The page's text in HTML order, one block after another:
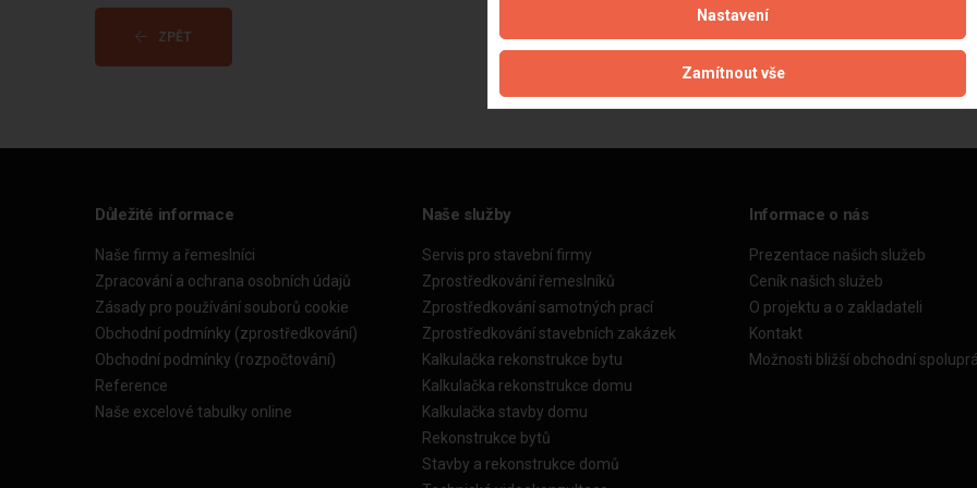
ZPĚT Aktualizováno z portálu ARES dne 31.12.2023 10:00:13
Důležité informace
Naše firmy a řemeslníci
Zpracování a ochrana osobních údajů
Zásady pro používání souborů cookie
Obchodní podmínky (zprostředkování)
Obchodní podmínky (rozpočtování)
Reference
Naše excelové tabulky online
Naše služby
Servis pro stavební firmy
Zprostředkování řemeslníků
Zprostředkování samotných prací
Zprostředkování stavebních zakázek
Kalkulačka rekonstrukce bytu
Kalkulačka rekonstrukce domu
Kalkulačka stavby domu
Rekonstrukce bytů
Stavby a rekonstrukce domů
Informace o nás
Prezentace našich služeb
Ceník našich služeb
O projektu a o zakladateli
Kontakt
Možnosti bližší obchodní
Nastavení
Zamítnout vše